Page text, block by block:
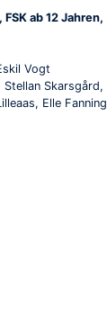
ab 12 Jahren,
Vogt
Stellan Skarsgård,
Elle Fanning